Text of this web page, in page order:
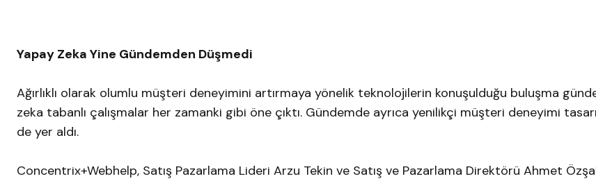
Yapay Zeka Yine Gündemden Düşmedi
Ağırlıklı olarak olumlu müşteri deneyimini artırmaya yönelik teknolojilerin konuşulduğu buluşma
zeka tabanlı çalışmalar her zamanki gibi öne çıktı. Gündemde ayrıca yenilikçi müşteri deneyimi
de yer aldı.
Concentrix+Webhelp, Satış Pazarlama Lideri Arzu Tekin ve Satış ve Pazarlama Direktörü Ahmet